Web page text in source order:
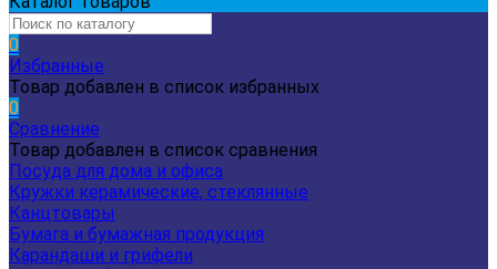
0
Избранные
Товар добавлен в список избранных
0
Сравнение
Товар добавлен в список сравнения
Посуда для дома и офиса
Кружки керамические, стеклянные
Канцтовары
Бумага и бумажная продукция
Карандаши и грифели